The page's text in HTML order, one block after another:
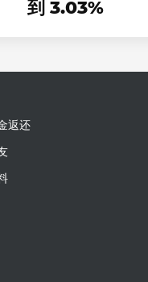
到 3.03%
返还